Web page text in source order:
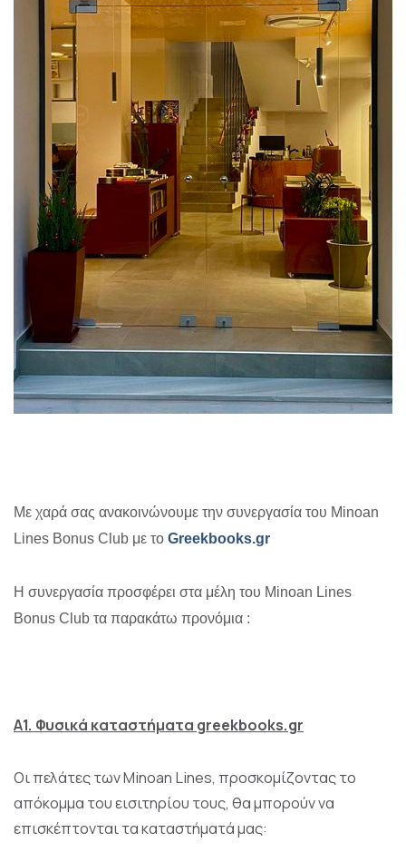
Με χαρά σας ανακοινώνουμε την συνεργασία του Minoan
Lines Bonus Club με το Greekbooks.gr
Η συνεργασία προσφέρει στα μέλη του Minoan Lines
Bonus Club τα παρακάτω προνόμια :
Α1. Φυσικά καταστήματα greekbooks.gr
Οι πελάτες των Minoan Lines, προσκομίζοντας το
απόκομμα του εισιτηρίου τους, θα μπορούν να
επισκέπτονται τα καταστήματά μας: